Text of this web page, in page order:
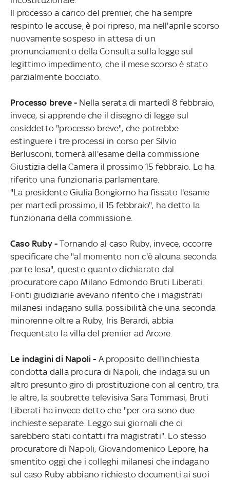
Il processo a carico del premier, che ha sempre
respinto le accuse, è poi ripreso, ma nell'aprile scorso
nuovamente sospeso in attesa di un
pronunciamento della Consulta sulla legge sul
legittimo impedimento, che il mese scorso è stato
parzialmente bocciato.
Processo breve - Nella serata di martedì 8 febbraio,
invece, si apprende che il disegno di legge sul
cosiddetto "processo breve", che potrebbe
estinguere i tre processi in corso per Silvio
Berlusconi, tornerà all'esame della commissione
Giustizia della Camera il prossimo 15 febbraio. Lo ha
riferito una funzionaria parlamentare.
"La presidente Giulia Bongiorno ha fissato l'esame
per martedì prossimo, il 15 febbraio", ha detto la
funzionaria della commissione.
Caso Ruby -Tornando al caso Ruby, invece, occorre
specificare che "al momento non c'è alcuna seconda
parte lesa", questo quanto dichiarato dal
procuratore capo Milano Edmondo Bruti Liberati.
Fonti giudiziarie avevano riferito che i magistrati
milanesi indagano sulla possibilità che una seconda
minorenne oltre a Ruby, Iris Berardi, abbia
frequentato la villa del premier ad Arcore.
Le indagini di Napoli - A proposito dell'inchiesta
condotta dalla procura di Napoli, che indaga su un
altro presunto giro di prostituzione con al centro, tra
le altre, la soubrette televisiva Sara Tommasi, Bruti
Liberati ha invece detto che "per ora sono due
inchieste separate. Leggo sui giornali che ci
sarebbero stati contatti fra magistrati". Lo stesso
procuratore di Napoli, Giovandomenico Lepore, ha
smentito oggi che i colleghi milanesi che indagano
sul caso Ruby abbiano richiesto documenti ai suoi